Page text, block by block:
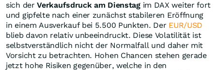
sich derVerkaufsdruck am Dienstagim DAX weiter fort
und gipfelte nach einer zunächst stabileren Eröffnung
in einem Ausverkauf bei 5.500 Punkten. Der EUR/USD
blieb davon relativ unbeeindruckt. Diese Volatilität ist
selbstverständlich nicht der Normalfall und daher mit
Vorsicht zu betrachten. Hohen Chancen stehen gerade
jetzt hohe Risiken gegenüber, welche in den